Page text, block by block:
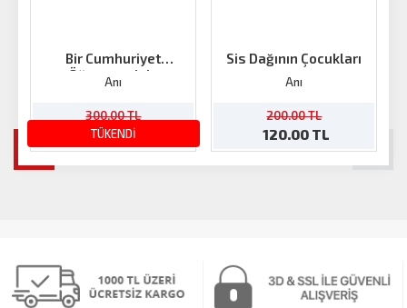
TÜKENDİ
Bir Cumhuriyet
Öğretmeninin
Aydınlanma Mücadelesi
Anı
300.00 TL
180.00 TL
Sis Dağının Çocukları
Anı
200.00 TL
120.00 TL